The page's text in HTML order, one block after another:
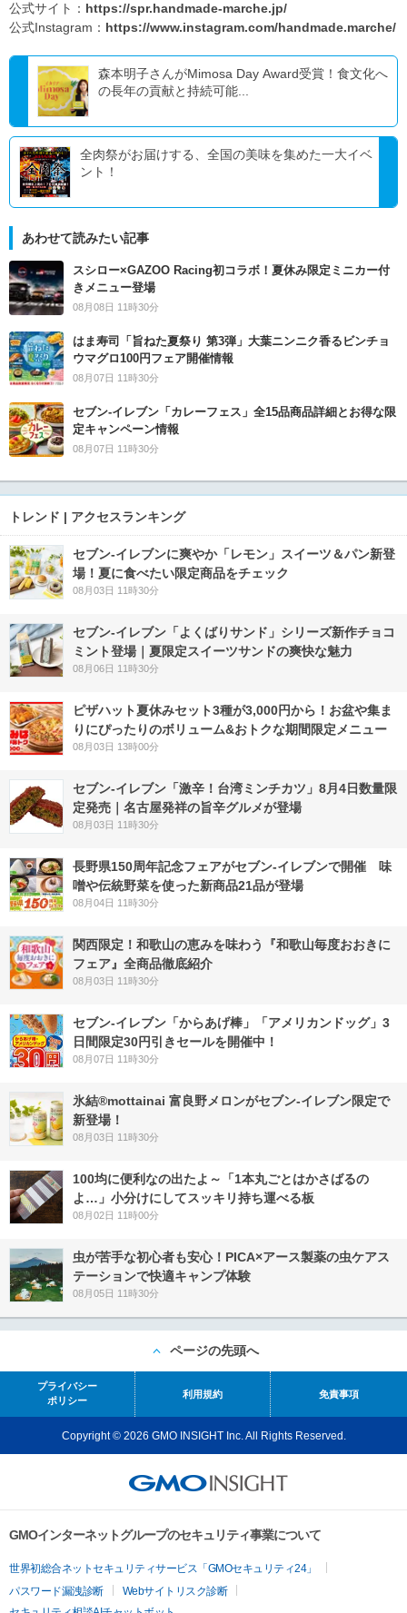
公式サイト： https://spr.handmade-marche.jp/
公式Instagram： https://www.instagram.com/handmade.marche/
森本明子さんがMimosa Day Award受賞！食文化へ
の長年の貢献と持続可能...
全肉祭がお届けする、全国の美味を集めた一大イベ
ント！
あわせて読みたい記事
スシロー×GAZOO Racing初コラボ！夏休み限定ミニカー付
きメニュー登場
08月08日 11時30分
はま寿司「旨ねた夏祭り 第3弾」大葉ニンニク香るビンチョ
ウマグロ100円フェア開催情報
08月07日 11時30分
セブン‐イレブン「カレーフェス」全15品商品詳細とお得な限
定キャンペーン情報
08月07日 11時30分
トレンド | アクセスランキング
セブン‐イレブンに爽やか「レモン」スイーツ＆パン新登
場！夏に食べたい限定商品をチェック
08月03日 11時30分
セブン‐イレブン「よくばりサンド」シリーズ新作チョコ
ミント登場｜夏限定スイーツサンドの爽快な魅力
08月06日 11時30分
ピザハット夏休みセット3種が3,000円から！お盆や集ま
りにぴったりのボリューム&おトクな期間限定メニュー
08月03日 13時00分
セブン-イレブン「激辛！台湾ミンチカツ」8月4日数量限
定発売｜名古屋発祥の旨辛グルメが登場
08月03日 11時30分
長野県150周年記念フェアがセブン-イレブンで開催 味
噌や伝統野菜を使った新商品21品が登場
08月04日 11時30分
関西限定！和歌山の恵みを味わう『和歌山毎度おおきに
フェア』全商品徹底紹介
08月03日 11時30分
セブン‐イレブン「からあげ棒」「アメリカンドッグ」3
日間限定30円引きセールを開催中！
08月07日 11時30分
氷結®mottainai 富良野メロンがセブン‐イレブン限定で
新登場！
08月03日 11時30分
100均に便利なの出たよ～「1本丸ごとはかさばるの
よ…」小分けにしてスッキリ持ち運べる板
08月02日 11時00分
虫が苦手な初心者も安心！PICA×アース製薬の虫ケアス
テーションで快適キャンプ体験
08月05日 11時30分
ページの先頭へ
プライバシー
ポリシー
利用規約 免責事項
Copyright © 2026 GMO INSIGHT Inc. All Rights Reserved.
GMOインターネットグループのセキュリティ事業について
世界初総合ネットセキュリティサービス「GMOセキュリティ24」
パスワード漏洩診断
Webサイトリスク診断